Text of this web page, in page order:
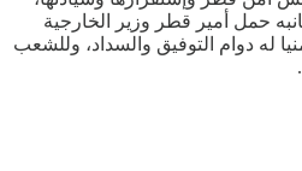
حمل أمير قطر وزير الخارجية
له دوام التوفيق والسداد، وللشعب